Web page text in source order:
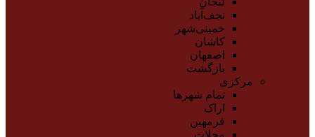
نجف‌آباد
خمینی‌شهر
کاشان
اصفهان
بازگشت
مرکزی
تمام شهر‌ها
اراک
فرمهین
محلات